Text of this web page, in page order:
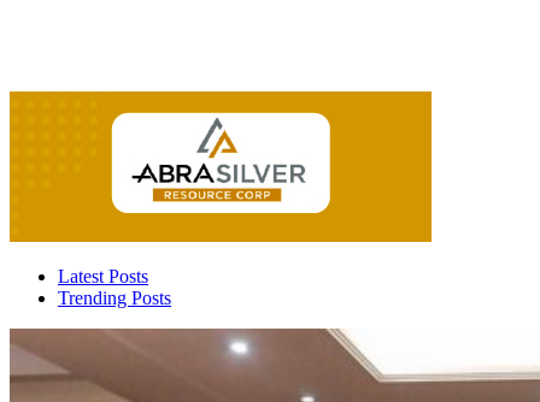
Latest Posts
Trending Posts